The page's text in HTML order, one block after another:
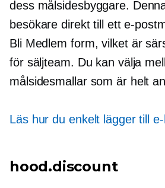
dess målsidesbyggare.
besökare direkt till ett e-
Bli Medlem form, vilket är
för säljteam. Du kan välja
målsidesmallar som är helt
Läs hur du enkelt lägger till
hood.discount